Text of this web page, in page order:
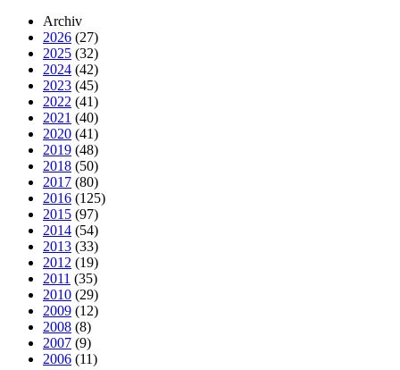
Archiv
2026 (27)
2025 (32)
2024 (42)
2023 (45)
2022 (41)
2021 (40)
2020 (41)
2019 (48)
2018 (50)
2017 (80)
2016 (125)
2015 (97)
2014 (54)
2013 (33)
2012 (19)
2011 (35)
2010 (29)
2009 (12)
2008 (8)
2007 (9)
2006 (11)